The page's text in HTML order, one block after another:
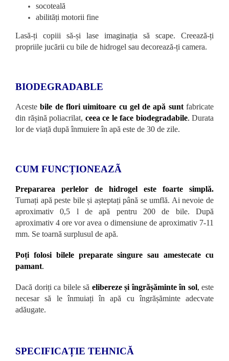
socoteală
abilități motorii fine
Lasă-ți copiii să-și lase imaginația să scape. Creează-ți
propriile jucării cu bile de hidrogel sau decorează-ți camera.
BIODEGRADABLE
Acestebile de flori uimitoare cu gel de apă suntfabricate
din rășină poliacrilat, ceea ce le face biodegradabile. Durata
lor de viață după înmuiere în apă este de 30 de zile.
CUM FUNCȚIONEAZÃ
Prepararea perlelor de hidrogel este foarte simplă.
Turnați apă peste bile și așteptați până se umflă. Ai nevoie de
aproximativ 0,5 l de apă pentru 200 de bile. După
aproximativ 4 ore vor avea o dimensiune de aproximativ 7-11
mm. Se toarnă surplusul de apă.
Poți folosi bilele preparate singure sau amestecate cu
pamant.
Dacă doriți ca bilele să elibereze și îngrășăminte în sol, este
necesar să le înmuiați în apă cu îngrășăminte adecvate
adăugate.
SPECIFICAȚIE TEHNICĂ